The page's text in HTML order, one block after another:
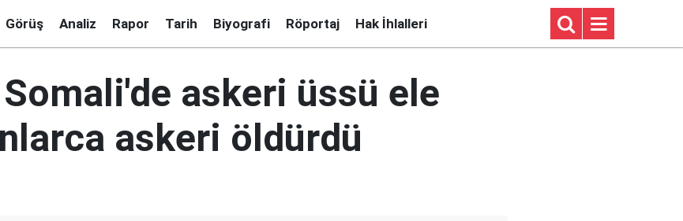
Görüş Analiz Rapor Tarih Biyografi Röportaj Hak İhlalleri
Somali'de askeri üssü ele
askeri öldürdü